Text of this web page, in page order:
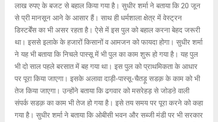
लाख रुपए के बजट से बहाल किया गया है। सुधीर शर्मा ने बताया कि 20 जून
से प्री मानसून आने के आसार हैं। साथ ही धर्मशाला क्षेत्र में वेस्ट्रन
डिस्टर्बेंस का भी असर रहता है। ऐसे में इस पुल को बहाल करना बेहद जरूरी
था। इससे इलाके के हजारों किसानों व आमजन को फायदा होगा। सुधीर शर्मा
ने यह भी बताया कि निचले पास्सू में भी पुल का काम शुरू हो गया है। यह पुल
भी दो साल पहले बरसात में बह गया था। इस पुल को प्राथमिकता के आधार
पर पूरा किया जाएगा। इसके अलावा दाड़ी-पास्सू-चैतड़ू सडक़ के काम को भी
तेज किया जाएगा। उन्होंने बताया कि ढगवार को मसरेहड़ से जोडऩे वाली
संपर्क सडक़ का काम भी तेज हो गया है। इसे तय समय पर पूरा करने को कहा
गया है। सुधीर शर्मा ने बताया कि ओबीसी भवन और सब्जी मंडी पर भी सरकार